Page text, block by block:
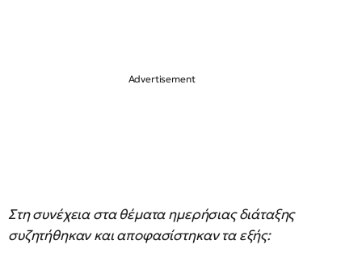
Στη συνέχεια στα θέματα ημερήσιας διάταξης
συζητήθηκαν και αποφασίστηκαν τα εξής: